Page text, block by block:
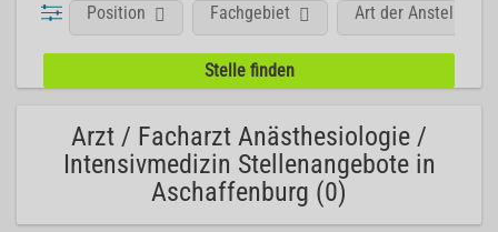
Position Fachgebiet Art der Anstellung
Arzt / Facharzt Anästhesiologie /
Intensivmedizin Stellenangebote in
Aschaffenburg (0)